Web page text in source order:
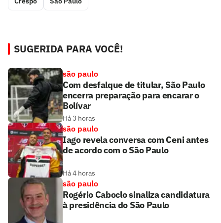
SUGERIDA PARA VOCÊ!
são paulo
Com desfalque de titular, São Paulo
encerra preparação para encarar o
Bolívar
Há 3 horas
são paulo
Iago revela conversa com Ceni antes
de acordo com o São Paulo
Há 4 horas
são paulo
Rogério Caboclo sinaliza candidatura
à presidência do São Paulo